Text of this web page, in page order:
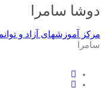
دوشا سامرا
مرکز آموزشهای آزاد و
سامرا